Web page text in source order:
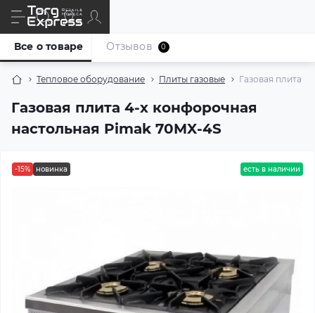
Тепловое оборудование Плиты газовые Газовая плита
Газовая плита 4-х конфорочная
настольная Pimak 70MX-4S
Все о товаре Отзывов 0
-15% новинка есть в наличии